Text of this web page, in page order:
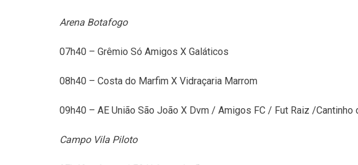
Arena Botafogo
07h40 – Grêmio Só Amigos X Galáticos
08h40 – Costa do Marfim X Vidraçaria Marrom
09h40 – AE União São João X Dvm / Amigos FC / Fut Raiz /Cantinho
Campo Vila Piloto